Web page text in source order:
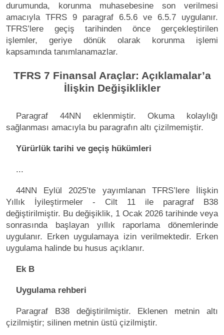
durumunda, korunma muhasebesine son verilmesi
amacıyla TFRS 9 paragraf 6.5.6 ve 6.5.7 uygulanır.
TFRS’lere geçiş tarihinden önce gerçekleştirilen
işlemler, geriye dönük olarak korunma işlemi
kapsamında tanımlanamazlar.
TFRS 7 Finansal Araçlar: Açıklamalar’a
İlişkin Değişiklikler
Paragraf 44NN eklenmiştir. Okuma kolaylığı
sağlanması amacıyla bu paragrafın altı çizilmemiştir.
Yürürlük tarihi ve geçiş hükümleri
...
44NN Eylül 2025’te yayımlanan TFRS’lere İlişkin
Yıllık İyileştirmeler - Cilt 11 ile paragraf B38
değiştirilmiştir. Bu değişiklik, 1 Ocak 2026 tarihinde veya
sonrasında başlayan yıllık raporlama dönemlerinde
uygulanır. Erken uygulamaya izin verilmektedir. Erken
uygulama halinde bu husus açıklanır.
Ek B
Uygulama rehberi
Paragraf B38 değiştirilmiştir. Eklenen metnin altı
çizilmiştir; silinen metnin üstü çizilmiştir.